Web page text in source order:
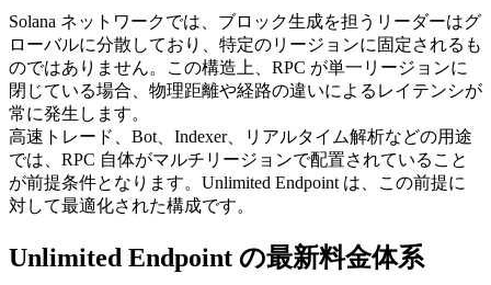
Solana ネットワークでは、ブロック生成を担うリーダーはグ
ローバルに分散しており、特定のリージョンに固定されるも
のではありません。この構造上、RPC が単一リージョンに
閉じている場合、物理距離や経路の違いによるレイテンシが
常に発生します。
高速トレード、Bot、Indexer、リアルタイム解析などの用途
では、RPC 自体がマルチリージョンで配置されていること
が前提条件となります。Unlimited Endpoint は、この前提に
対して最適化された構成です。
Unlimited Endpoint の最新料金体系